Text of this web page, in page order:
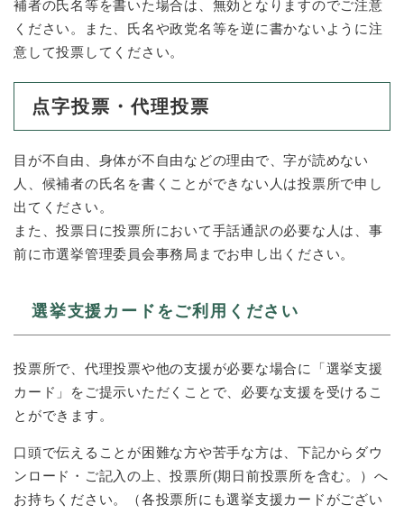
補者の氏名等を書いた場合は、無効となりますのでご注意
ください。また、氏名や政党名等を逆に書かないように注
意して投票してください。
点字投票・代理投票
目が不自由、身体が不自由などの理由で、字が読めない
人、候補者の氏名を書くことができない人は投票所で申し
出てください。
また、投票日に投票所において手話通訳の必要な人は、事
前に市選挙管理委員会事務局までお申し出ください。
選挙支援カードをご利用ください
投票所で、代理投票や他の支援が必要な場合に「選挙支援
カード」をご提示いただくことで、必要な支援を受けるこ
とができます。
口頭で伝えることが困難な方や苦手な方は、下記からダウ
ンロード・ご記入の上、投票所(期日前投票所を含む。）へ
お持ちください。（各投票所にも選挙支援カードがござい